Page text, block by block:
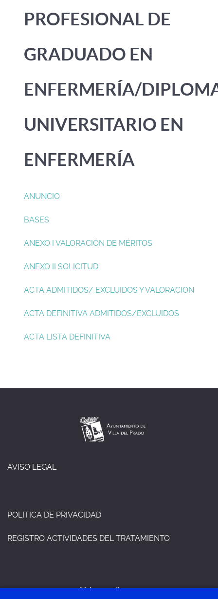
PROFESIONAL DE
GRADUADO EN
ENFERMERÍA/
UNIVERSITARIO EN
ENFERMERÍA
ANUNCIO
BASES
ANEXO I VALORACIÓN DE MÉRITOS
ANEXO II SOLICITUD
ACTA ADMITIDOS/ EXCLUIDOS Y VALORACION
ACTA DEFINITIVA ADMITIDOS/EXCLUIDOS
ACTA LISTA DEFINITIVA
AVISO LEGAL
POLITICA DE PRIVACIDAD
REGISTRO ACTIVIDADES DEL TRATAMIENTO
Volver arriba